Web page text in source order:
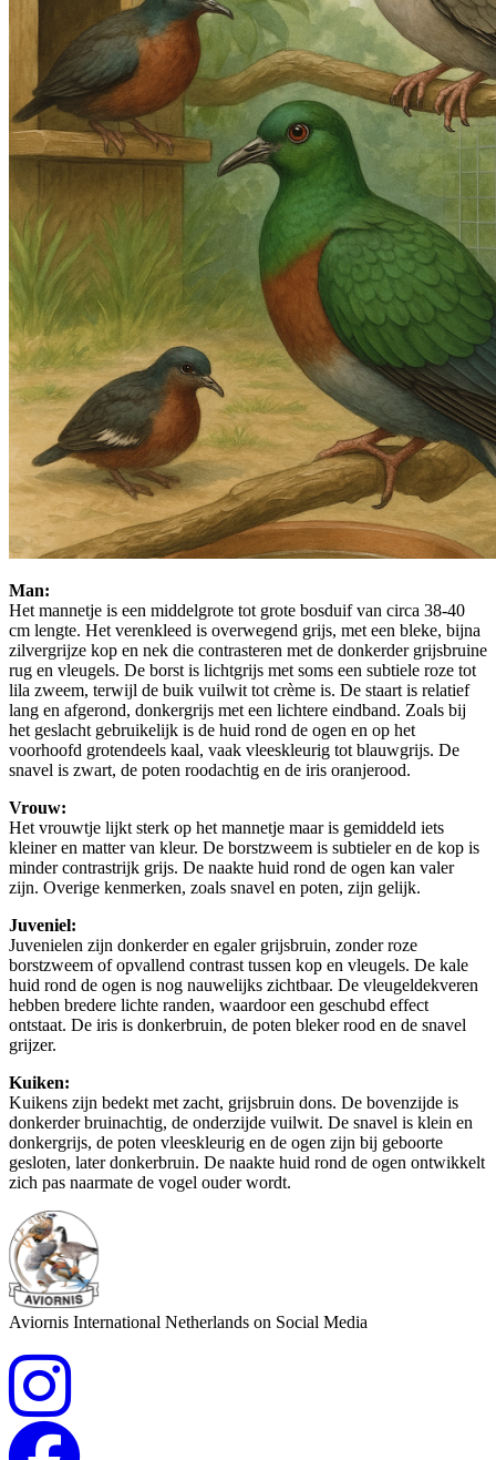
Man:
Het mannetje is een middelgrote tot grote bosduif van circa 38-40
cm lengte. Het verenkleed is overwegend grijs, met een bleke, bijna
zilvergrijze kop en nek die contrasteren met de donkerder grijsbruine
rug en vleugels. De borst is lichtgrijs met soms een subtiele roze tot
lila zweem, terwijl de buik vuilwit tot crème is. De staart is relatief
lang en afgerond, donkergrijs met een lichtere eindband. Zoals bij
het geslacht gebruikelijk is de huid rond de ogen en op het
voorhoofd grotendeels kaal, vaak vleeskleurig tot blauwgrijs. De
snavel is zwart, de poten roodachtig en de iris oranjerood.
Vrouw:
Het vrouwtje lijkt sterk op het mannetje maar is gemiddeld iets
kleiner en matter van kleur. De borstzweem is subtieler en de kop is
minder contrastrijk grijs. De naakte huid rond de ogen kan valer
zijn. Overige kenmerken, zoals snavel en poten, zijn gelijk.
Juveniel:
Juvenielen zijn donkerder en egaler grijsbruin, zonder roze
borstzweem of opvallend contrast tussen kop en vleugels. De kale
huid rond de ogen is nog nauwelijks zichtbaar. De vleugeldekveren
hebben bredere lichte randen, waardoor een geschubd effect
ontstaat. De iris is donkerbruin, de poten bleker rood en de snavel
grijzer.
Kuiken:
Kuikens zijn bedekt met zacht, grijsbruin dons. De bovenzijde is
donkerder bruinachtig, de onderzijde vuilwit. De snavel is klein en
donkergrijs, de poten vleeskleurig en de ogen zijn bij geboorte
gesloten, later donkerbruin. De naakte huid rond de ogen ontwikkelt
zich pas naarmate de vogel ouder wordt.
Aviornis International Netherlands on Social Media